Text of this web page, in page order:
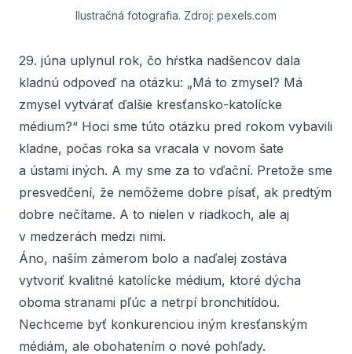
Ilustračná fotografia. Zdroj: pexels.com
29. júna uplynul rok, čo hŕstka nadšencov dala
kladnú odpoveď na otázku: „Má to zmysel? Má
zmysel vytvárať ďalšie kresťansko-katolícke
médium?“ Hoci sme túto otázku pred rokom vybavili
kladne, počas roka sa vracala v novom šate
a ústami iných. A my sme za to vďační. Pretože sme
presvedčení, že nemôžeme dobre písať, ak predtým
dobre nečítame. A to nielen v riadkoch, ale aj
v medzerách medzi nimi.
Áno, naším zámerom bolo a naďalej zostáva
vytvoriť kvalitné katolícke médium, ktoré dýcha
oboma stranami pľúc a netrpí bronchitídou.
Nechceme byť konkurenciou iným kresťanským
médiám, ale obohatením o nové pohľady.